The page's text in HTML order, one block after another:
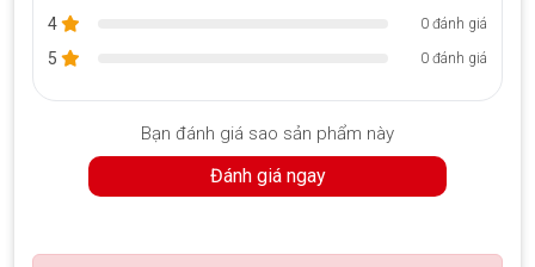
Bàn phím tối ưu gõ nhanh hơn
yên tĩnh và giờ đây, mọi thao tác gõ phím đều được hoàn thiện.
4 0 đánh giá
5 0 đánh giá
Bạn đánh giá sao sản phẩm này
Đánh giá ngay